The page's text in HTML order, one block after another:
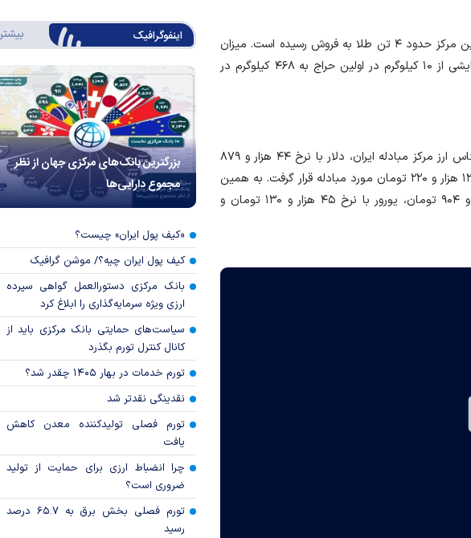
وی گفت: تاکنون طی بیست و پنج حراج شمش طلا در این مرکز حدود ۴ تن طلا به فروش رسیده است. میزان
فروش طلا در حراج شمش در مرکز مبادله طی روندی افزایشی از ۱۰ کیلوگرم در اولین حراج به ۴۶۸ کیلوگرم در
گفتنی است، در روز ۲۴ اردیبهشت ماه ۱۴۰۳ در تالار اسکناس ارز مرکز مبادله ایران، دلار با نرخ ۴۴ هزار و ۸۷۹
تومان، یورو با نرخ ۴۸ هزار و ۳۳۴ تومان و درهم با نرخ ۱۲ هزار و ۲۲۰ تومان مورد مبادله قرار گرفت. به همین
ترتیب تالار حواله ارز، شاهد مبادله دلار با نرخ ۴۱ هزار و ۹۰۴ تومان، یورور با نرخ ۴۵ هزار و ۱۳۰ تومان و
اینفوگرافیک بیشتر
بزرگترین بانک‌های مرکزی جهان از نظر
مجموع دارایی‌ها
«کیف پول ایران» چیست؟
کیف پول ایران چیه؟/ موشن گرافیک
بانک مرکزی دستورالعمل گواهی سپرده
ارزی ویژه سرمایه‌گذاری را ابلاغ کرد
سیاست‌های حمایتی بانک مرکزی باید از
کانال کنترل تورم بگذرد
تورم خدمات در بهار ۱۴۰۵ چقدر شد؟
نقدینگی نقدتر شد
تورم فصلی تولیدکننده معدن کاهش
یافت
چرا انضباط ارزی برای حمایت از تولید
ضروری است؟
تورم فصلی بخش برق به ۶۵.۷ درصد
رسید